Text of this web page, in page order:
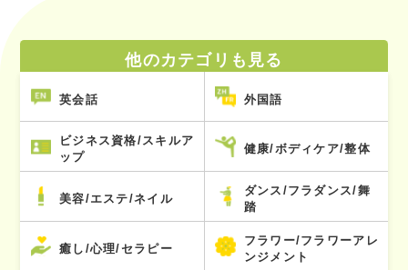
他のカテゴリも見る
英会話 外国語
ビジネス資格/スキルア
ップ
健康/ボディケア/整体
美容/エステ/ネイル
ダンス/フラダンス/舞
踏
癒し/心理/セラピー
フラワー/フラワーアレ
ンジメント